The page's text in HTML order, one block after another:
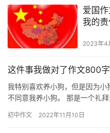
爱国
我的责
2023年4
这件事我做对了作文800
我特别喜欢养小狗，但是因为
不同意我养小狗。 那是一个礼
一样…
初中作文 2022年11月10日